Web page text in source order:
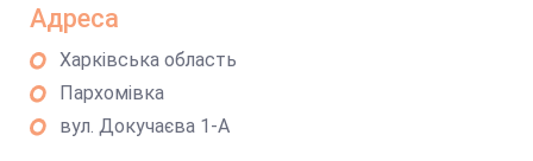
Адреса
Харківська область
Пархомівка
вул. Докучаєва 1-А